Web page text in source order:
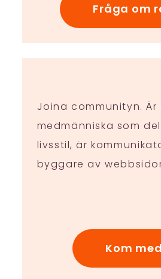
Fråga om
Joina communityn. Är
medmänniska som
livsstil, är
byggare av
Kom med